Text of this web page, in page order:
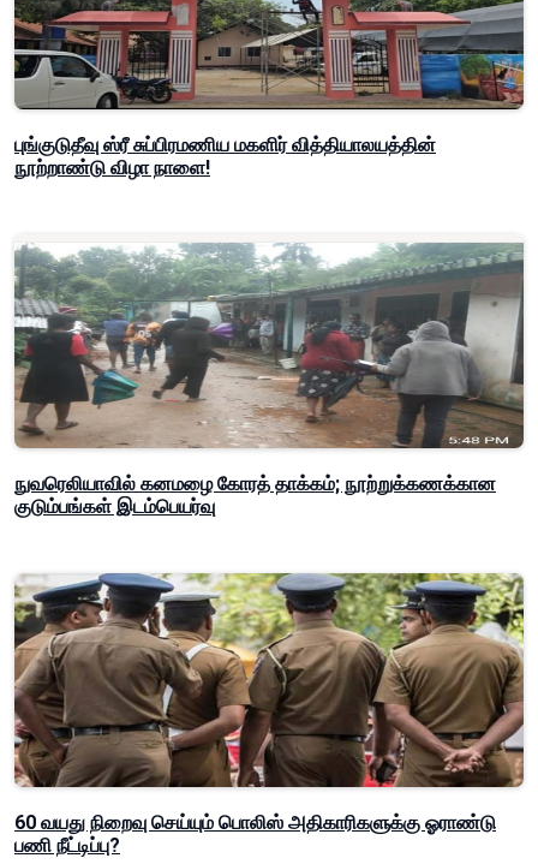
புங்குடுதீவு ஸ்ரீ சுப்பிரமணிய மகளிர் வித்தியாலயத்தின்
நூற்றாண்டு விழா நாளை!
நுவரெலியாவில் கனமழை கோரத் தாக்கம்; நூற்றுக்கணக்கான
குடும்பங்கள் இடம்பெயர்வு
60 வயது நிறைவு செய்யும் பொலிஸ் அதிகாரிகளுக்கு ஓராண்டு
பணி நீட்டிப்பு?